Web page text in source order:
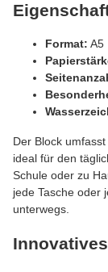
Format: A5
Der Block
ideal für den
Schule oder zu
jede Tasche oder
unterwegs.